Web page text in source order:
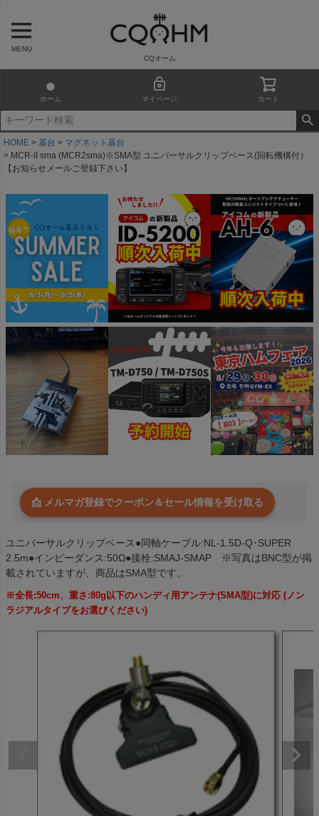
MENU
CQオーム
ホーム マイページ カート
HOME 基台
マグネット基台
MCR-II sma (MCR2sma)※SMA型 ユニバーサルクリップベース(回転機構付）
【お知らせメールご登録下さい】
📩 メルマガ登録でクーポン＆セール情報を受け取る
ユニバーサルクリップベース●同軸ケーブル:NL-1.5D-Q･SUPER
2.5m●インピーダンス:50Ω●接栓:SMAJ-SMAP ※写真はBNC型が掲
載されていますが、商品はSMA型です。
※全長:50cm、重さ:80g以下のハンディ用アンテナ(SMA型)に対応 (ノン
ラジアルタイプをお選びください)